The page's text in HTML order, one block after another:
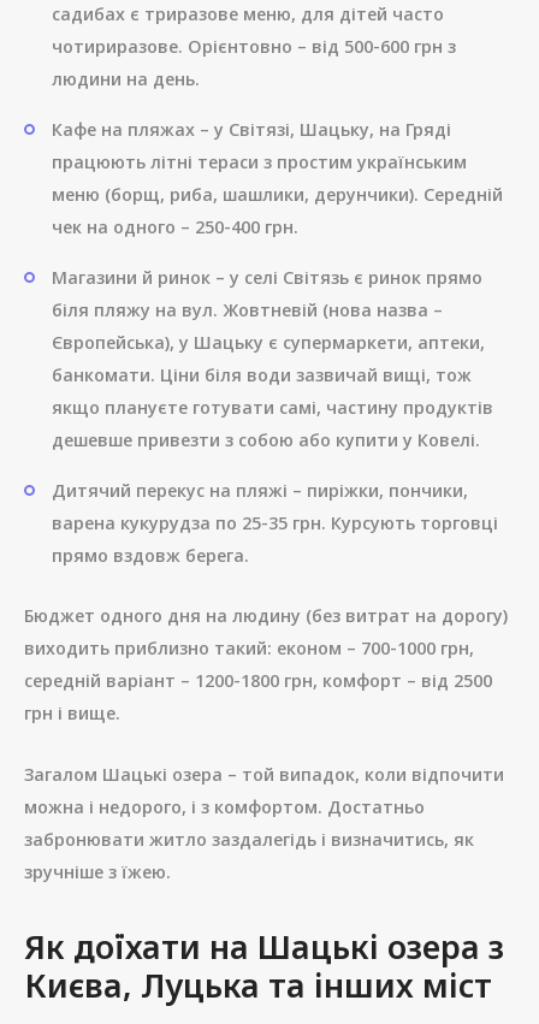
садибах є триразове меню, для дітей часто
чотириразове. Орієнтовно – від 500-600 грн з
людини на день.
Кафе на пляжах – у Світязі, Шацьку, на Гряді
працюють літні тераси з простим українським
меню (борщ, риба, шашлики, дерунчики). Середній
чек на одного – 250-400 грн.
Магазини й ринок – у селі Світязь є ринок прямо
біля пляжу на вул. Жовтневій (нова назва –
Європейська), у Шацьку є супермаркети, аптеки,
банкомати. Ціни біля води зазвичай вищі, тож
якщо плануєте готувати самі, частину продуктів
дешевше привезти з собою або купити у Ковелі.
Дитячий перекус на пляжі – пиріжки, пончики,
варена кукурудза по 25-35 грн. Курсують торговці
прямо вздовж берега.
Бюджет одного дня на людину (без витрат на дорогу)
виходить приблизно такий: економ – 700-1000 грн,
середній варіант – 1200-1800 грн, комфорт – від 2500
грн і вище.
Загалом Шацькі озера – той випадок, коли відпочити
можна і недорого, і з комфортом. Достатньо
забронювати житло заздалегідь і визначитись, як
зручніше з їжею.
Як доїхати на Шацькі озера з
Києва, Луцька та інших міст